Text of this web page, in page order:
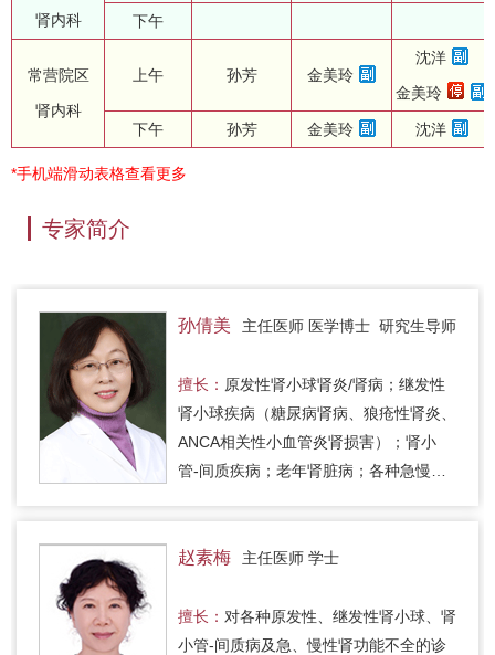
肾内科
下午
常营院区
肾内科
上午 孙芳 金美玲
沈洋
金美玲
下午 孙芳 金美玲 沈洋
*手机端滑动表格查看更多
专家简介
孙倩美 主任医师 医学博士 研究生导师
擅长： 原发性肾小球肾炎/肾病；继发性
肾小球疾病（糖尿病肾病、狼疮性肾炎、
ANCA相关性小血管炎肾损害）；肾小
管-间质疾病；老年肾脏病；各种急慢性
赵素梅 主任医师 学士
擅长： 对各种原发性、继发性肾小球、肾
小管-间质病及急、慢性肾功能不全的诊